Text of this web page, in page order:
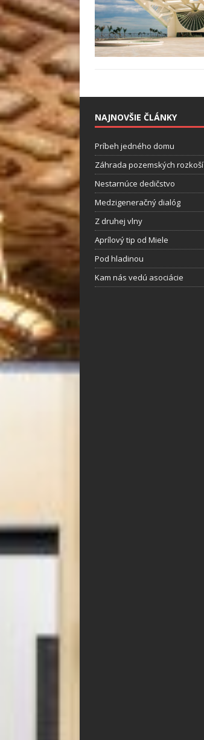
NAJNOVŠIE ČLÁNKY
Príbeh jedného domu
Záhrada pozemských rozkoší
Nestarnúce dedičstvo
Medzigeneračný dialóg
Z druhej vlny
Aprílový tip od Miele
Pod hladinou
Kam nás vedú asociácie